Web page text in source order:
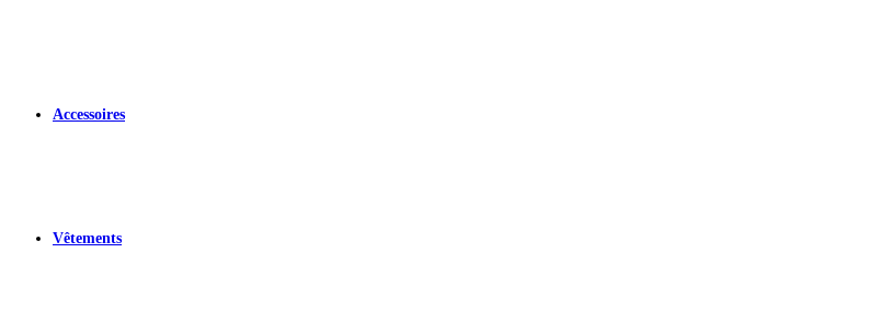
Accessoires
Vêtements